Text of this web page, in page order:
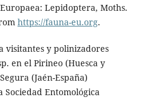
Lepidoptera, Moths.
https://fauna-eu.org.
visitantes y polinizadores
en el Pirineo (Huesca y
(Jaén-España)
Entomológica